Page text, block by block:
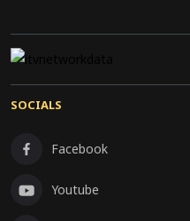
SOCIALS
Facebook
Youtube